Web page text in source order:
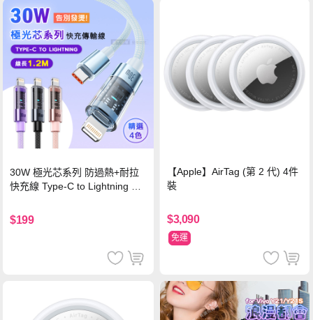
30W 極光芯系列 防過熱+耐拉
快充線 Type-C to Lightning 傳
$199
【Apple】AirTag (第 2 代) 4件
裝
$3,090
免運